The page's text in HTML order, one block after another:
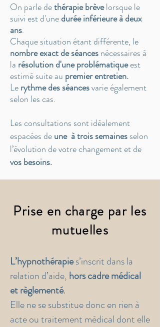
On parle dethérapie brèvelorsque le
suivi est d'unedurée inférieure à deux
ans.
Chaque situation étant différente, le
nombre exact de séancesnécessaires à
la résolution d'une problématiqueest
estimé suite au premier entretien.
Lerythme des séancesvarie également
selon les cas.
Les consultations sont idéalement
espacées deune à trois semainesselon
l’évolution de votre changement et de
vos besoins.
Prise en charge par les
mutuelles
L’hypnothérapies’inscrit dans la
relation d’aide, hors cadre médical
et règlementé.
Elle ne se substitue donc en rien à
acte ou traitement médical dont elle